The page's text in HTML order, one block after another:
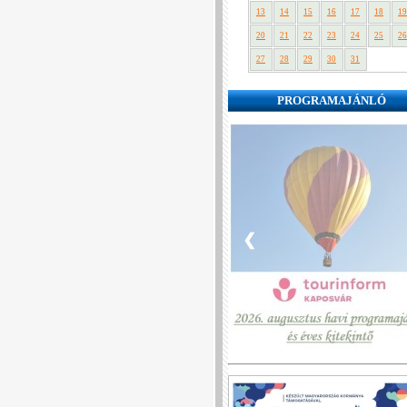
13 14 15 16 17 18 19
20 21 22 23 24 25 26
27 28 29 30 31
PROGRAMAJÁNLÓ
❮